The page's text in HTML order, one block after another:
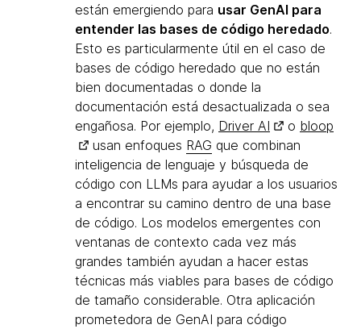
están emergiendo para usar GenAI para
entender las bases de código heredado.
Esto es particularmente útil en el caso de
bases de código heredado que no están
bien documentadas o donde la
documentación está desactualizada o sea
engañosa. Por ejemplo, Driver AI o bloop
usan enfoques RAG que combinan
inteligencia de lenguaje y búsqueda de
código con LLMs para ayudar a los usuarios
a encontrar su camino dentro de una base
de código. Los modelos emergentes con
ventanas de contexto cada vez más
grandes también ayudan a hacer estas
técnicas más viables para bases de código
de tamaño considerable. Otra aplicación
prometedora de GenAI para código